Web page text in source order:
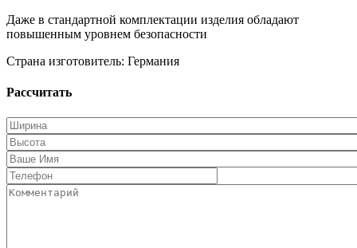
Даже в стандартной комплектации изделия обладают
повышенным уровнем безопасности
Страна изготовитель: Германия
Рассчитать